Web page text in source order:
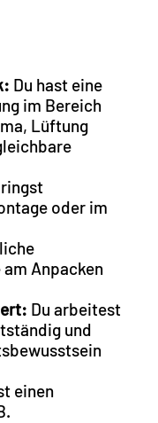
Du hast eine
im Bereich
Lüftung
oder im
Anpacken
Du arbeitest
und
einen